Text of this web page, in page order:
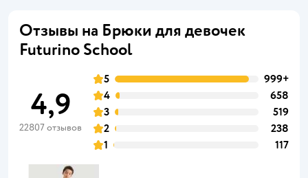
Отзывы на Брюки для девочек
Futurino School
4,9
22807 отзывов
5
999+
4
658
3
519
2
238
1
117